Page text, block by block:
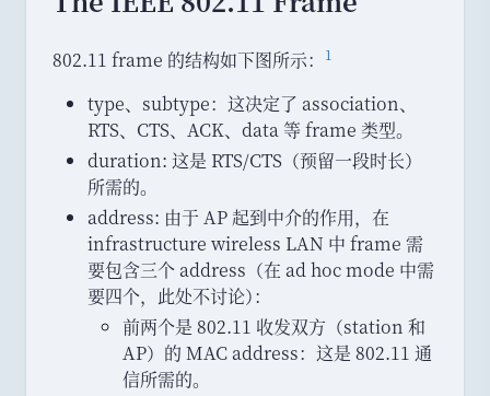
802.11 frame 的结构如下图所示： 1
type、 subtype： 这决定了 association、
RTS、 CTS、 ACK、 data 等 frame 类型。
duration: 这是 RTS/CTS （预留一段时长）
所需的。
address: 由于 AP 起到中介的作用， 在
infrastructure wireless LAN 中 frame 需
要包含三个 address （在 ad hoc mode 中需
要四个， 此处不讨论）：
前两个是 802.11 收发双方 （station 和
AP） 的 MAC address： 这是 802.11 通
信所需的。